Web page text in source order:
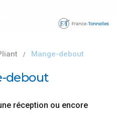
Mange-debout
debout
réception ou encore